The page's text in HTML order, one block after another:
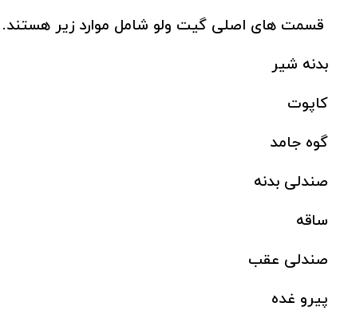
قسمت های اصلی گیت ولو شامل موارد زیر
بدنه شیر
کاپوت
گوه جامد
صندلی بدنه
ساقه
صندلی عقب
پیرو غده